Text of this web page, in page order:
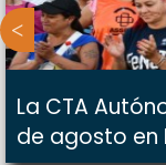
La CTA
de agosto en